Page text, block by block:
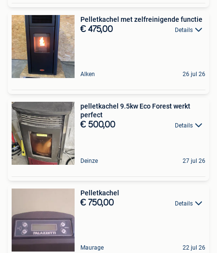
Pelletkachel met zelfreinigende functie
€ 475,00 Details
Alken 26 jul 26
pelletkachel 9.5kw Eco Forest werkt
perfect
€ 500,00 Details
Deinze 27 jul 26
Pelletkachel
€ 750,00 Details
Maurage 22 jul 26